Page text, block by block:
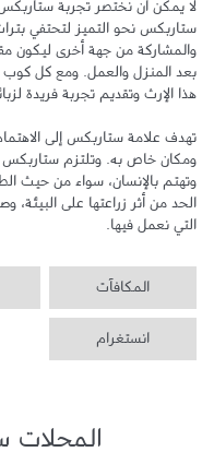
التي نعمل فيها.
المكافآت
انستغرام
المحلات